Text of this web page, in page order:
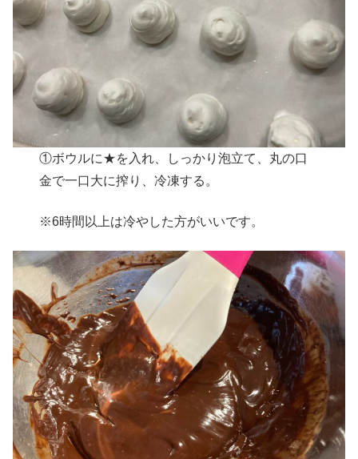
①ボウルに★を入れ、しっかり泡立て、丸の口
金で一口大に搾り、冷凍する。
※6時間以上は冷やした方がいいです。